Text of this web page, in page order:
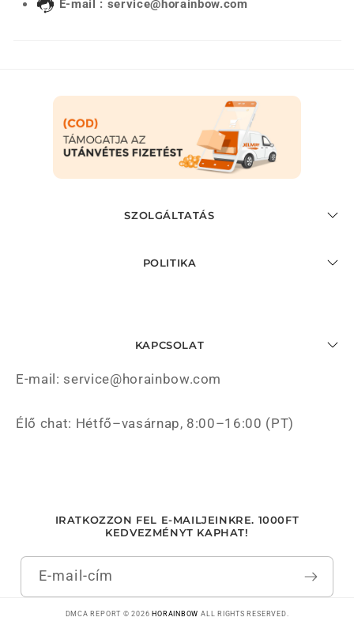
E-mail : service@horainbow.com
SZOLGÁLTATÁS
POLITIKA
KAPCSOLAT
E-mail: service@horainbow.com
Élő chat: Hétfő–vasárnap, 8:00–16:00 (PT)
IRATKOZZON FEL E-MAILJEINKRE. 1000FT
KEDVEZMÉNYT KAPHAT!
E-mail-cím
DMCA REPORT © 2026 HORAINBOW ALL RIGHTS RESERVED.